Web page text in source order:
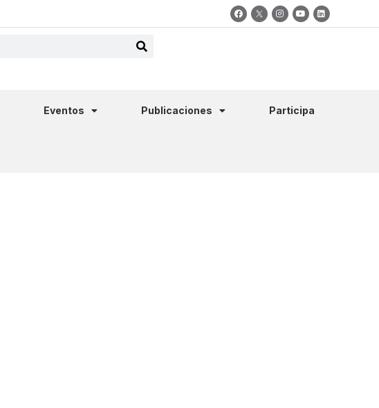
Eventos Publicaciones
Participa